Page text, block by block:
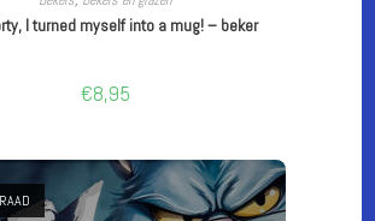
I turned myself into a mug! – beker
€8,95